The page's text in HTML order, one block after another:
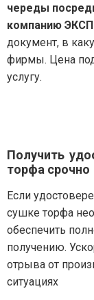
череды
компанию
документ, в
фирмы. Цена
услугу.
Получить
торфа срочно
Если
сушке торфа
обеспечить
получению.
отрыва от
ситуациях